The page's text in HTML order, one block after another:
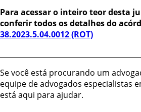
Para acessar o inteiro teor desta
conferir todos os detalhes do
38.2023.5.04.0012 (ROT)
Se você está procurando um
equipe de advogados especialistas
está aqui para ajudar.